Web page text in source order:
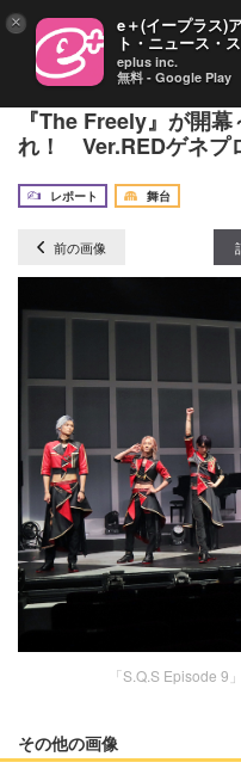
2023年新衣装もお披
『The Freely』が開
れ！ Ver.REDゲネプ
レポート
舞台
前の画像
「S.Q.S Episode 9
その他の画像
× e＋(イープラス)
ト・ニュース・
eplus inc.
無料 - Google Play